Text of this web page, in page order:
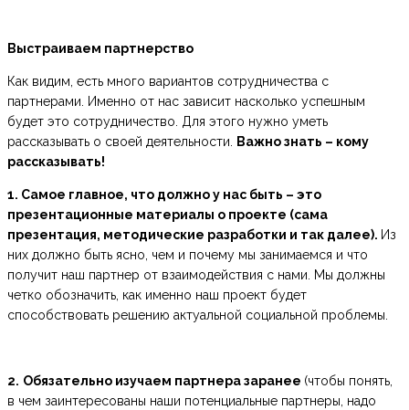
Выстраиваем партнерство
Как видим, есть много вариантов сотрудничества с
партнерами. Именно от нас зависит насколько успешным
будет это сотрудничество. Для этого нужно уметь
рассказывать о своей деятельности. Важно знать – кому
рассказывать!
1. Самое главное, что должно у нас быть – это
презентационные материалы о проекте (сама
презентация, методические разработки и так далее). Из
них должно быть ясно, чем и почему мы занимаемся и что
получит наш партнер от взаимодействия с нами. Мы должны
четко обозначить, как именно наш проект будет
способствовать решению актуальной социальной проблемы.
2. Обязательно изучаем партнера заранее (чтобы понять,
в чем заинтересованы наши потенциальные партнеры, надо